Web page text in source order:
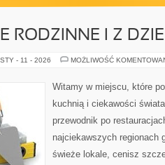
RODZINNE I Z
STY - 11 - 2026 MOŻLIWOŚĆ
Witamy w miejscu, które
kuchnią i ciekawości
przewodnik po
najciekawszych regionach
świeże lokale, cenisz